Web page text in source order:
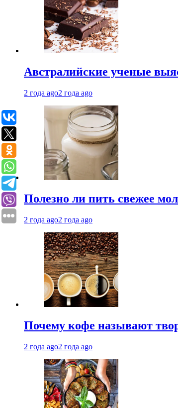
Австралийские ученые
2 года ago2 года ago
Полезно ли пить свежее
2 года ago2 года ago
Почему кофе называют
2 года ago2 года ago